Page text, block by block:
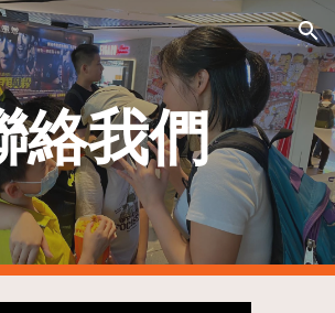
Skip to navigation
絡我們